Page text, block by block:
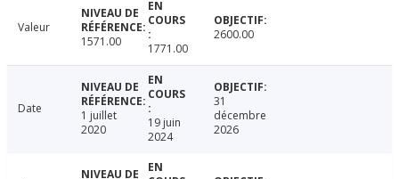
Valeur
1571.00
1771.00
2600.00
Date
1 juillet
2020
19 juin
2024
31
décembre
2026